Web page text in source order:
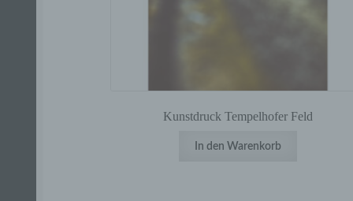
Kunstdruck Tempelhofer Feld
In den Warenkorb